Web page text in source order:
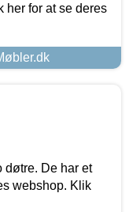
her for at se deres
døtre. De har et
webshop. Klik